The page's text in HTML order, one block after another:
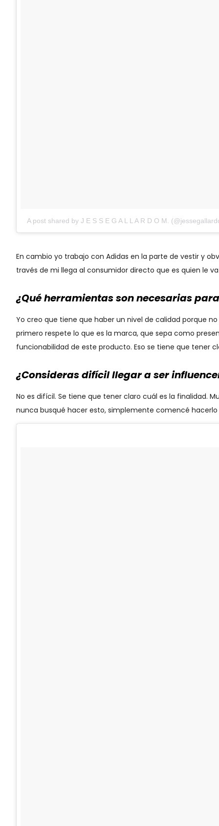
A post shared by J E S S E G A L L A R D O M.
En cambio yo trabajo con Adidas en la parte de vestir y
través de mi llega al consumidor directo que es quien le
¿Qué herramientas son necesarias
Yo creo que tiene que haber un nivel de calidad porque
primero respete lo que es la marca, que sepa como
funcionabilidad de este producto. Eso se tiene que tener
¿Consideras difícil llegar a ser
No es difícil. Se tiene que tener claro cuál es la finalidad.
nunca busqué hacer esto, simplemente comencé